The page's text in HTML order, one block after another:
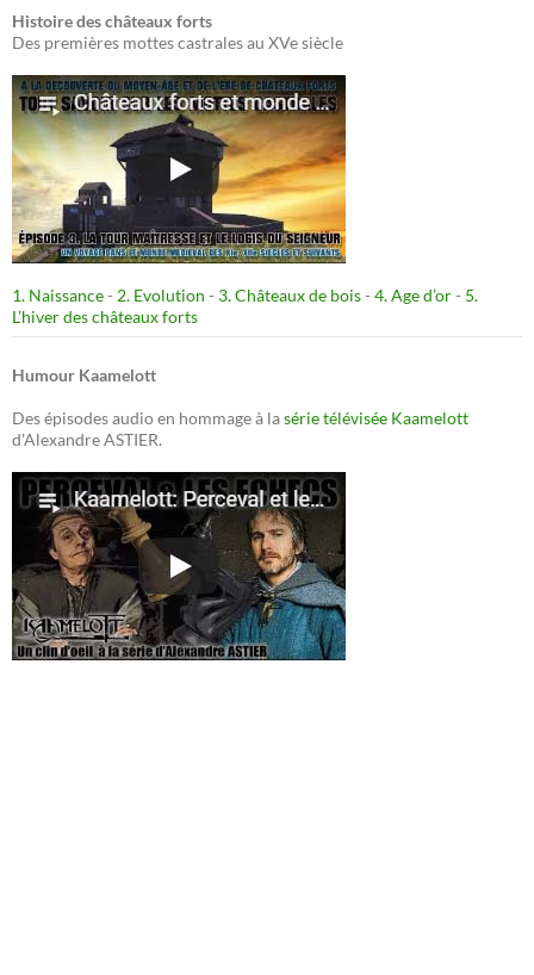
Histoire des châteaux forts
Des premières mottes castrales au XVe siècle
1. Naissance- 2. Evolution - 3. Châteaux de bois- 4. Age d’or- 5.
L’hiver des châteaux forts
Humour Kaamelott
Des épisodes audio en hommage à lasérie télévisée Kaamelott
d'Alexandre ASTIER.